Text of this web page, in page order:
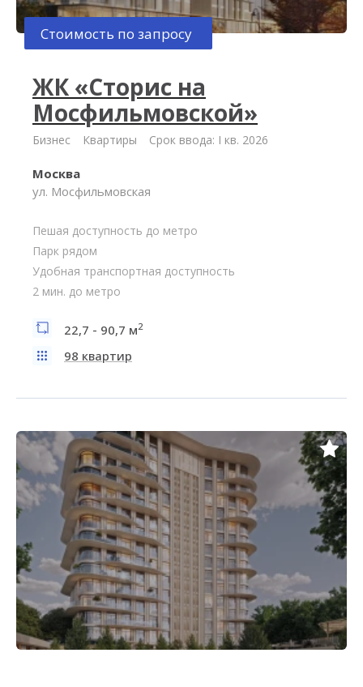
Стоимость по запросу
ЖК «Сторис на
Мосфильмовской»
Бизнес Квартиры Срок ввода: I кв. 2026
Москва
ул. Мосфильмовская
Пешая доступность до метро
Парк рядом
Удобная транспортная доступность
2 мин. до метро
22,7 - 90,7 м2
98 квартир